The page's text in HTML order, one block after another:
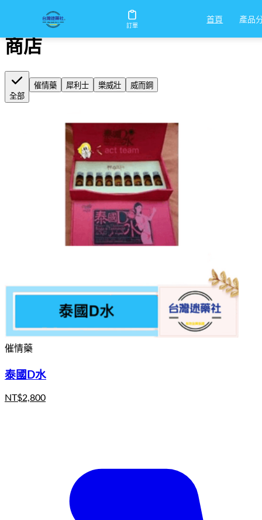
訂單
首頁 產品
商店
全部
催情藥 犀利士 樂威壯 威而鋼
催情藥
泰國D水
NT$2,800